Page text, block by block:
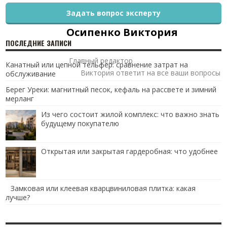
Осипенко Виктория
Главный редактор
Виктория ответит на все ваши вопросы
Задать вопрос эксперту
ПОСЛЕДНИЕ ЗАПИСИ
Канатный или цепной тельфер: сравнение затрат на
обслуживание
Берег Уреки: магнитный песок, кефаль на рассвете и зимний
мерланг
Из чего состоит жилой комплекс: что важно знать
будущему покупателю
Открытая или закрытая гардеробная: что удобнее
Замковая или клеевая кварцвиниловая плитка: какая
лучше?